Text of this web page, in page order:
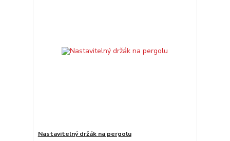
Nastavitelný držák na pergolu